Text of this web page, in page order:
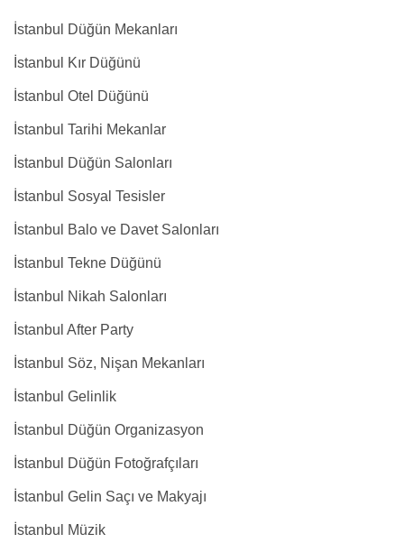
İstanbul Düğün Mekanları
İstanbul Kır Düğünü
İstanbul Otel Düğünü
İstanbul Tarihi Mekanlar
İstanbul Düğün Salonları
İstanbul Sosyal Tesisler
İstanbul Balo ve Davet Salonları
İstanbul Tekne Düğünü
İstanbul Nikah Salonları
İstanbul After Party
İstanbul Söz, Nişan Mekanları
İstanbul Gelinlik
İstanbul Düğün Organizasyon
İstanbul Düğün Fotoğrafçıları
İstanbul Gelin Saçı ve Makyajı
İstanbul Müzik